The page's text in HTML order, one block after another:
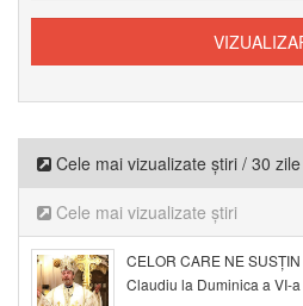
Cele mai vizualizate știri / 30 zile
Cele mai vizualizate știri
CELOR CARE NE
Claudiu la Duminica a VI-